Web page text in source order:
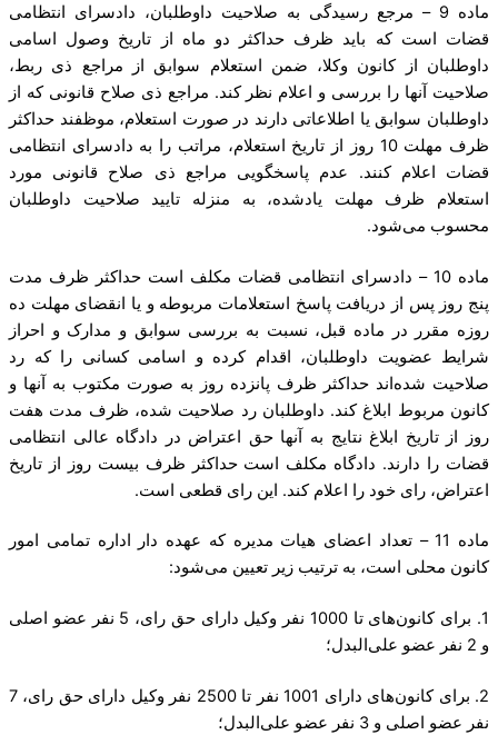
ماده 9 – مرجع رسیدگی به صلاحیت داوطلبان، دادسرای انتظامی
قضات است که باید ظرف حداکثر دو ماه از تاریخ وصول اسامی
داوطلبان از کانون وکلا، ضمن استعلام سوابق از مراجع ذی ربط،
صلاحیت آنها را بررسی و اعلام نظر کند. مراجع ذی صلاح قانونی که از
داوطلبان سوابق یا اطلاعاتی دارند در صورت استعلام، موظفند حداکثر
ظرف مهلت 10 روز از تاریخ استعلام، مراتب را به دادسرای انتظامی
قضات اعلام کنند. عدم پاسخگویی مراجع ذی صلاح قانونی مورد
استعلام ظرف مهلت یادشده، به منزله تایید صلاحیت داوطلبان
محسوب می‌شود.
ماده 10 – دادسرای انتظامی قضات مکلف است حداکثر ظرف مدت
پنج روز پس از دریافت پاسخ استعلامات مربوطه و یا انقضای مهلت ده
روزه مقرر در ماده قبل، نسبت به بررسی سوابق و مدارک و احراز
شرایط عضویت داوطلبان، اقدام کرده و اسامی کسانی را که رد
صلاحیت شده‌اند حداکثر ظرف پانزده روز به صورت مکتوب به آنها و
کانون مربوط ابلاغ کند. داوطلبان رد صلاحیت شده، ظرف مدت هفت
روز از تاریخ ابلاغ نتایج به آنها حق اعتراض در دادگاه عالی انتظامی
قضات را دارند. دادگاه مکلف است حداکثر ظرف بیست روز از تاریخ
اعتراض، رای خود را اعلام کند. این رای قطعی است.
ماده 11 – تعداد اعضای هیات مدیره که عهده دار اداره تمامی امور
کانون محلی است، به ترتیب زیر تعیین می‌شود:
1. برای کانون‌های تا 1000 نفر وکیل دارای حق رای، 5 نفر عضو اصلی
و 2 نفر عضو علی‌البدل؛
2. برای کانون‌های دارای 1001 نفر تا 2500 نفر وکیل دارای حق رای، 7
نفر عضو اصلی و 3 نفر عضو علی‌البدل؛